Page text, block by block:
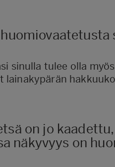
sinulla tulee olla
lainakypärän
on jo
näkyvyys on